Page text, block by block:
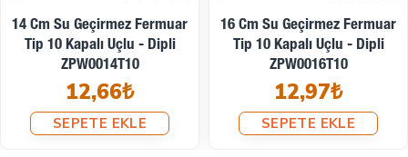
18 Cm Su Geçirmez Fermuar
Tip 10 Kapalı Uçlu - Dipli
ZPW0018T10
13,28₺
SEPETE EKLE
20 Cm Su Geçirmez Fermuar
Tip 10 Kapalı Uçlu - Dipli
ZPW0020T10
13,72₺
SEPETE EKLE